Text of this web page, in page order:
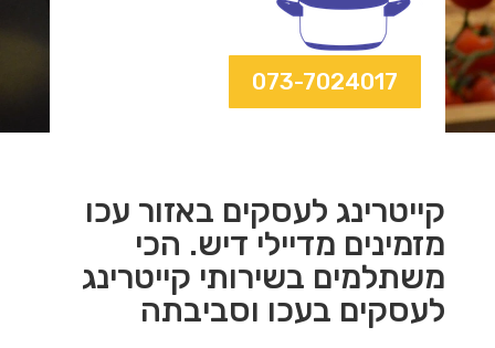
073-7024017
קייטרינג לעסקים באזור עכו
מזמינים מדיילי דיש. הכי
משתלמים בשירותי קייטרינג
לעסקים בעכו וסביבתה